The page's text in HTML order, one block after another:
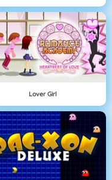
Lover Girl